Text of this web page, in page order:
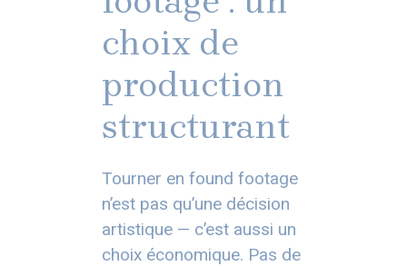
choix de
production
structurant
Tourner en found footage
n’est pas qu’une décision
artistique — c’est aussi un
choix économique. Pas de